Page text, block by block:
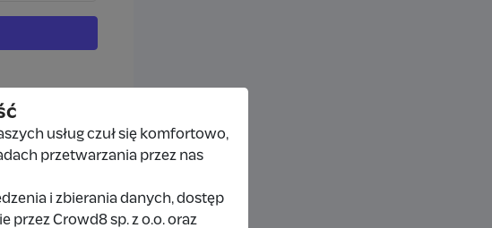
usług czuł się komfortowo,
przetwarzania przez nas
i zbierania danych, dostęp
Crowd8 sp. z o.o. oraz